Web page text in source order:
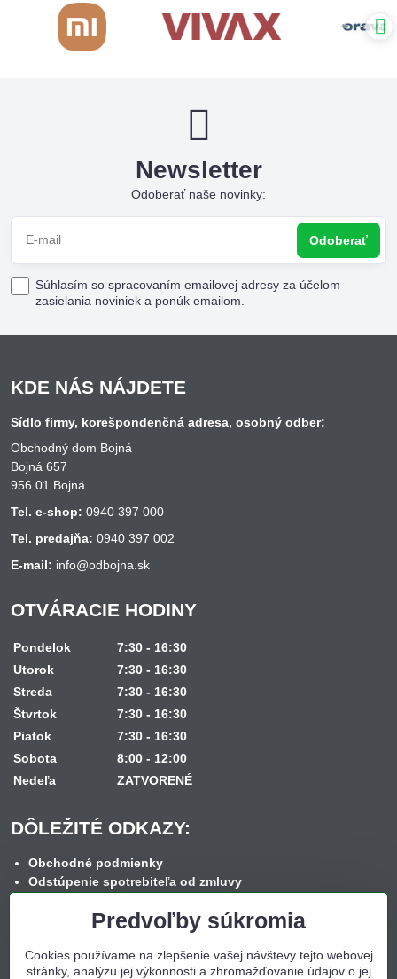
Newsletter
Odoberať naše novinky:
Odoberať
Súhlasím so spracovaním emailovej adresy za účelom
zasielania noviniek a ponúk emailom.
KDE NÁS NÁJDETE
Sídlo firmy, korešpondenčná adresa, osobný odber:
Obchodný dom Bojná
Bojná 657
956 01 Bojná
Tel. e-shop: 0940 397 000
Tel. predajňa: 0940 397 002
E-mail: info@odbojna.sk
OTVÁRACIE HODINY
Pondelok
7:30 - 16:30
Utorok
7:30 - 16:30
Streda
7:30 - 16:30
Štvrtok
7:30 - 16:30
Piatok
7:30 - 16:30
Sobota
8:00 - 12:00
Nedeľa
ZATVORENÉ
DÔLEŽITÉ ODKAZY:
Obchodné podmienky
Odstúpenie spotrebiteľa od zmluvy
Reklamačný formulár
Spôsob platby
Nákup na splátky
Predvoľby súkromia
Cookies používame na zlepšenie vašej návštevy tejto webovej
stránky, analýzu jej výkonnosti a zhromažďovanie údajov o jej